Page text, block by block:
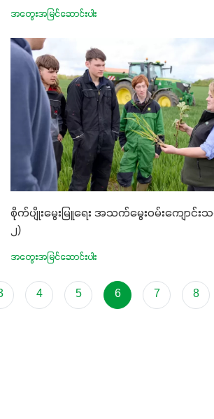
အတွေးအမြင်ဆောင်းပါး
စိုက်ပျိုးမွေးမြူရေး အသက်မွေးဝမ်းကျောင်းသ
၂)
အတွေးအမြင်ဆောင်းပါး
4 5 6 7 8